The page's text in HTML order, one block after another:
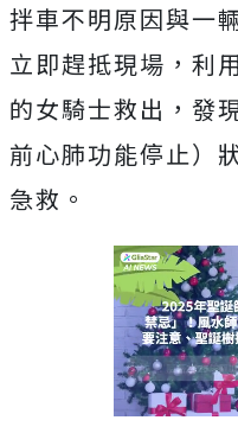
拌車不明原因與一
立即趕抵現場，利
的女騎士救出，發
前心肺功能停止）
急救。